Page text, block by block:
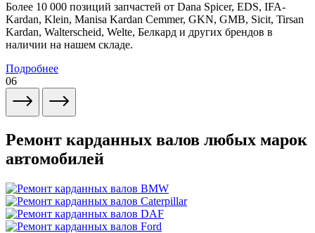
Более 10 000 позиций запчастей от Dana Spicer, EDS, IFA-
Kardan, Klein, Manisa Kardan Cemmer, GKN, GMB, Sicit, Tirsan
Kardan, Walterscheid, Welte, Белкард и других брендов в
наличии на нашем складе.
Подробнее
06
Ремонт карданных валов любых марок
автомобилей